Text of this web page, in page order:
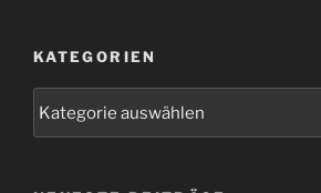
KATEGORIEN